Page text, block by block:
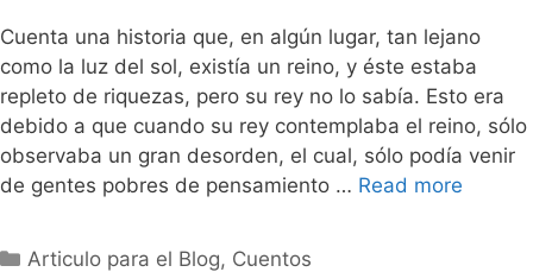
Cuenta una historia que, en algún lugar, tan lejano
como la luz del sol, existía un reino, y éste estaba
repleto de riquezas, pero su rey no lo sabía. Esto era
debido a que cuando su rey contemplaba el reino, sólo
observaba un gran desorden, el cual, sólo podía venir
de gentes pobres de pensamiento … Read more
Categorías
Articulo para el Blog, Cuentos